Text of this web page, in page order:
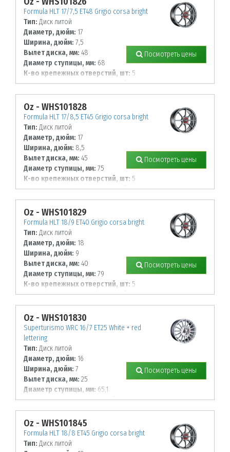
Formula HLT 17/7,5 ET48 Grigio corsa bright
Тип: Диск литой
Диаметр, дюйм: 17
Ширина, дюйм: 7,5
Вылет диска, мм: 48
Диаметр ступицы, мм: 68
К-во крепежных отверстий, шт: 5
Диаметр располож. отверстий, мм:
100
Посмотреть цены
Oz - WHS101828
Formula HLT 17/8,5 ET45 Grigio corsa bright
Тип: Диск литой
Диаметр, дюйм: 17
Ширина, дюйм: 8,5
Вылет диска, мм: 45
Диаметр ступицы, мм: 75
К-во крепежных отверстий, шт: 5
Диаметр располож. отверстий, мм:
114,3
Посмотреть цены
Oz - WHS101829
Formula HLT 18/9 ET40 Grigio corsa bright
Тип: Диск литой
Диаметр, дюйм: 18
Ширина, дюйм: 9
Вылет диска, мм: 40
Диаметр ступицы, мм: 79
К-во крепежных отверстий, шт: 5
Диаметр располож. отверстий, мм:
120
Посмотреть цены
Oz - WHS101830
Superturismo WRC 16/7 ET25 White + red
lettering
Тип: Диск литой
Диаметр, дюйм: 16
Ширина, дюйм: 7
Вылет диска, мм: 25
Диаметр ступицы, мм: 65,1
К-во крепежных отверстий, шт:4
Диаметр располож. отверстий, мм:
108
Посмотреть цены
Oz - WHS101845
Formula HLT 18/8 ET45 Grigio corsa bright
Тип: Диск литой